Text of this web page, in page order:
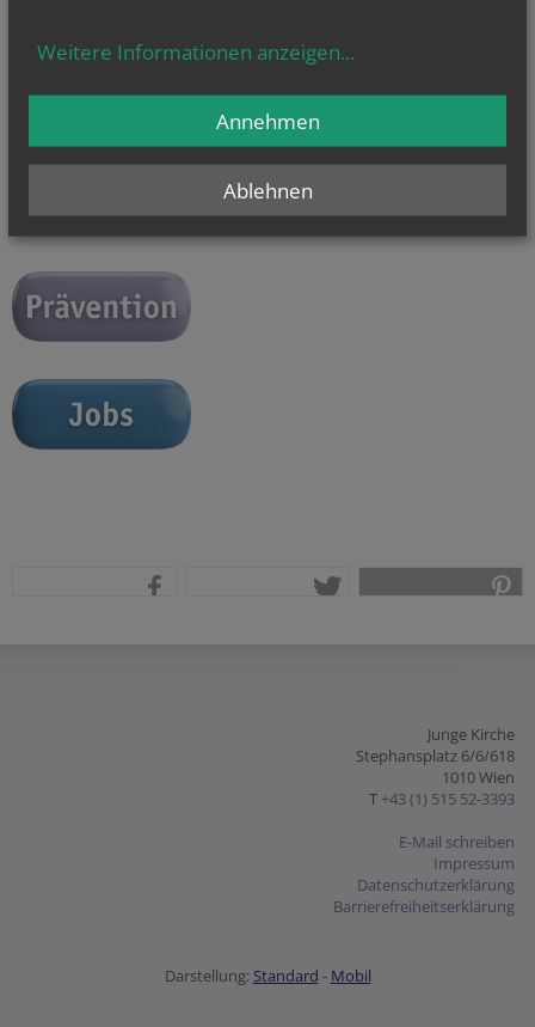
Du erreichst uns auch unter
junge.kirche@edw.or.at
Junge Kirche
Stephansplatz 6/6/618
1010 Wien
T +43 (1) 515 52-3393
E-Mail schreiben
Impressum
Datenschutzerklärung
Barrierefreiheitserklärung
Darstellung: Standard - Mobil
Weitere Informationen anzeigen...
Ablehnen
Annehmen